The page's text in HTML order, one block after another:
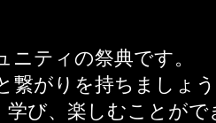
ティの祭典です。
がりを持ちましょ
び、楽しむことがで